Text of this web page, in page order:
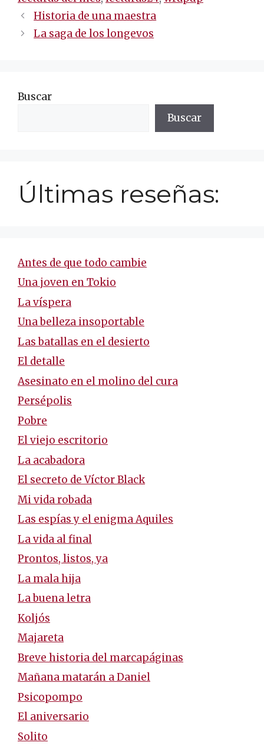
Navegación
de
entradas
Historia de una maestra
La saga de los longevos
Buscar
Buscar
Últimas reseñas:
Antes de que todo cambie
Una joven en Tokio
La víspera
Una belleza insoportable
Las batallas en el desierto
El detalle
Asesinato en el molino del cura
Persépolis
Pobre
El viejo escritorio
La acabadora
El secreto de Víctor Black
Mi vida robada
Las espías y el enigma Aquiles
La vida al final
Prontos, listos, ya
La mala hija
La buena letra
Koljós
Majareta
Breve historia del marcapáginas
Mañana matarán a Daniel
Psicopompo
El aniversario
Solito